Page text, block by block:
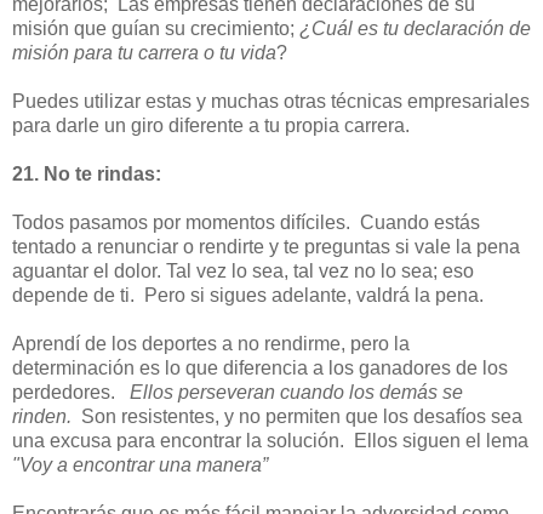
misión que guían su crecimiento; ¿Cuál es tu declaración de
misión para tu carrera o tu vida?
Puedes utilizar estas y muchas otras técnicas empresariales
para darle un giro diferente a tu propia carrera.
21. No te rindas:
Todos pasamos por momentos difíciles. Cuando estás
tentado a renunciar o rendirte y te preguntas si vale la pena
aguantar el dolor. Tal vez lo sea, tal vez no lo sea; eso
depende de ti. Pero si sigues adelante, valdrá la pena.
Aprendí de los deportes a no rendirme, pero la
determinación es lo que diferencia a los ganadores de los
perdedores. Ellos perseveran cuando los demás se
rinden. Son resistentes, y no permiten que los desafíos sea
una excusa para encontrar la solución. Ellos siguen el lema
"Voy a encontrar una manera”